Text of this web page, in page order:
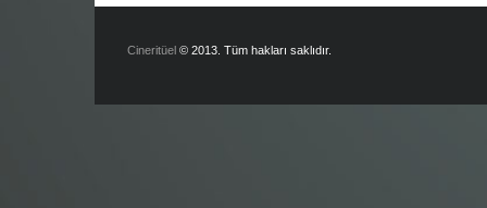
Cineritüel © 2013. Tüm hakları saklıdır.